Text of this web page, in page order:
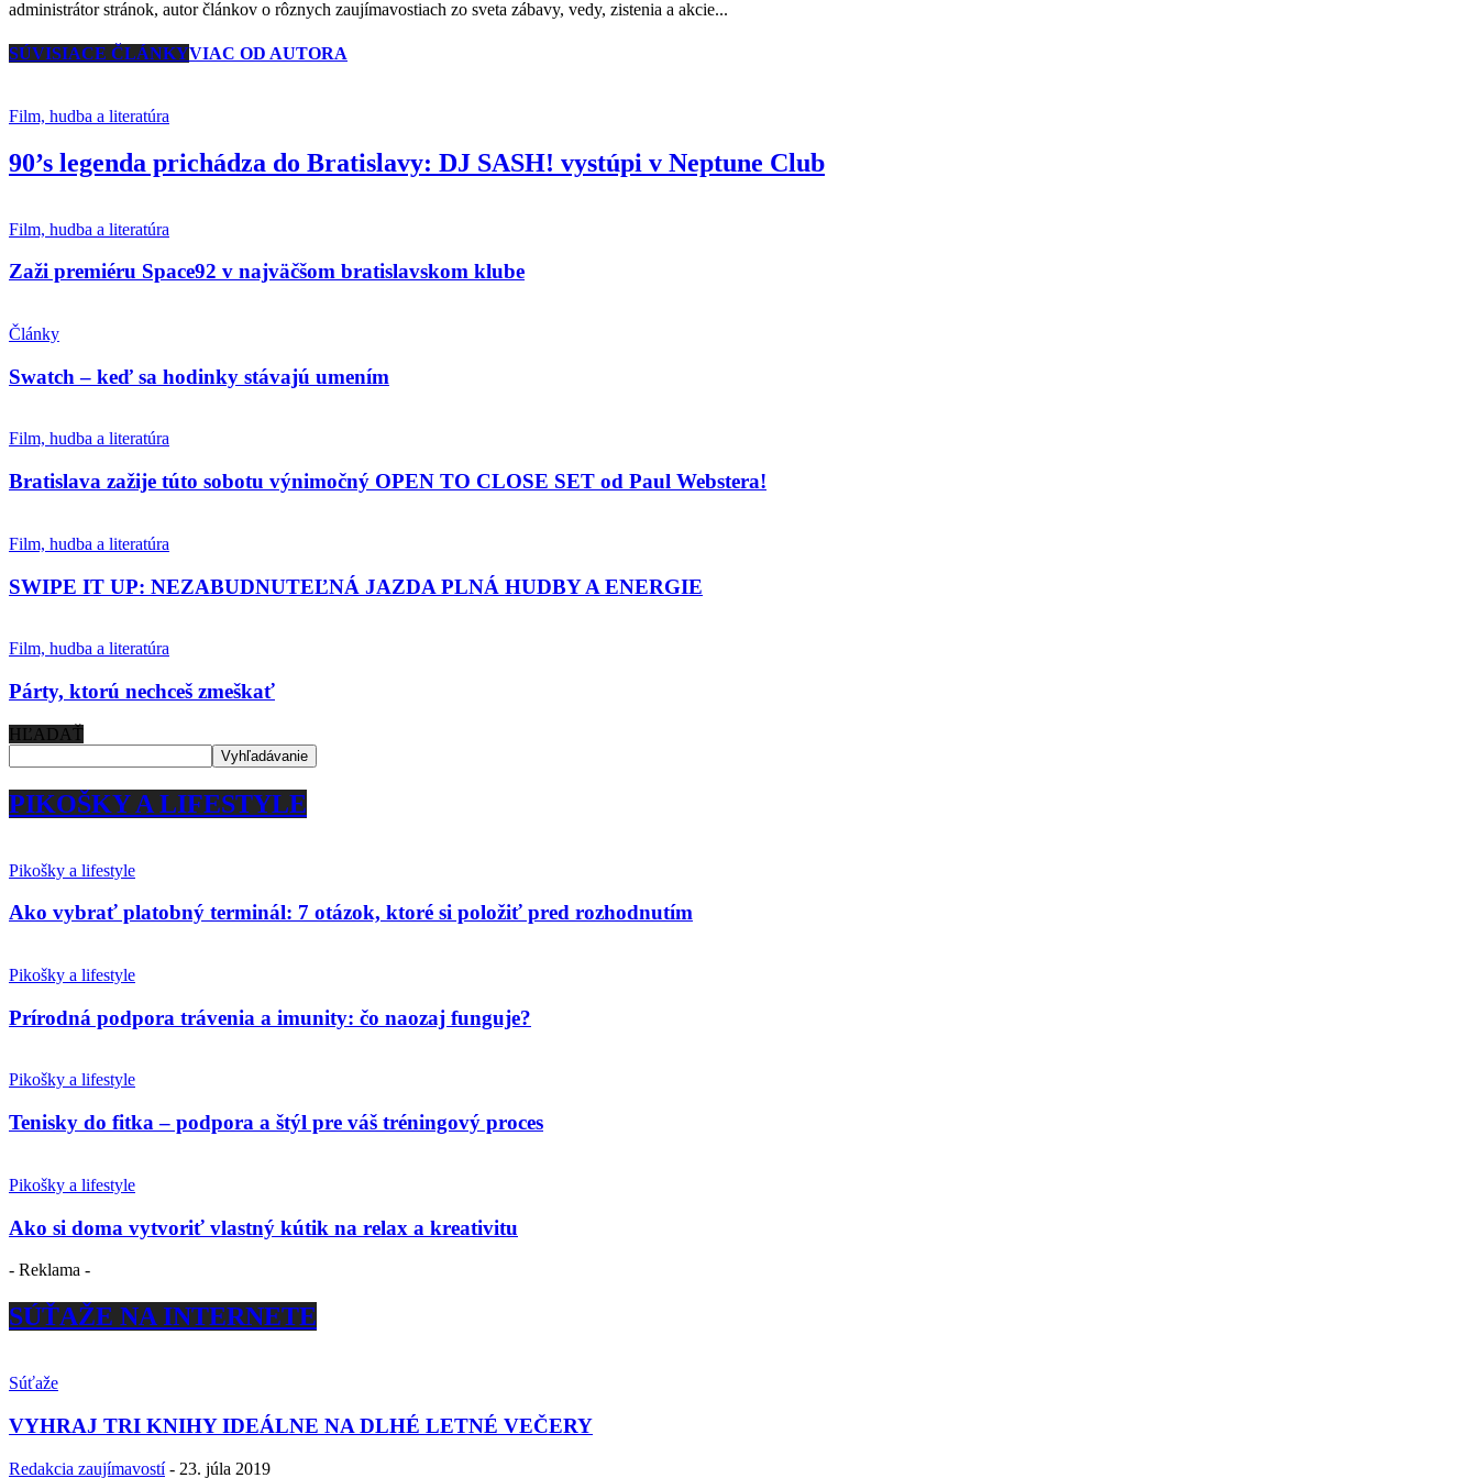
administrátor stránok, autor článkov o rôznych zaujímavostiach zo sveta zábavy, vedy, zistenia a akcie...
SÚVISIACE ČLÁNKYVIAC OD AUTORA
Film, hudba a literatúra
90’s legenda prichádza do Bratislavy: DJ SASH! vystúpi v Neptune Club
Film, hudba a literatúra
Zaži premiéru Space92 v najväčšom bratislavskom klube
Články
Swatch – keď sa hodinky stávajú umením
Film, hudba a literatúra
Bratislava zažije túto sobotu výnimočný OPEN TO CLOSE SET od Paul Webstera!
Film, hudba a literatúra
SWIPE IT UP: NEZABUDNUTEĽNÁ JAZDA PLNÁ HUDBY A ENERGIE
Film, hudba a literatúra
Párty, ktorú nechceš zmeškať
HĽADAŤ
PIKOŠKY A LIFESTYLE
Pikošky a lifestyle
Ako vybrať platobný terminál: 7 otázok, ktoré si položiť pred rozhodnutím
Pikošky a lifestyle
Prírodná podpora trávenia a imunity: čo naozaj funguje?
Pikošky a lifestyle
Tenisky do fitka – podpora a štýl pre váš tréningový proces
Pikošky a lifestyle
Ako si doma vytvoriť vlastný kútik na relax a kreativitu
- Reklama -
SÚŤAŽE NA INTERNETE
Súťaže
VYHRAJ TRI KNIHY IDEÁLNE NA DLHÉ LETNÉ VEČERY
Redakcia zaujímavostí - 23. júla 2019